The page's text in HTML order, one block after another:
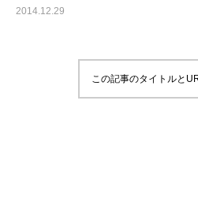
2014.12.29
この記事のタイトルと